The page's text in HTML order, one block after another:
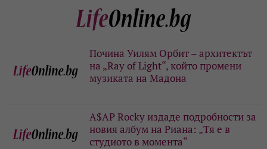
Почина Уилям Орбит – архитектът
на „Ray of Light“, който промени
музиката на Мадона
A$AP Rocky издаде подробности за
новия албум на Риана: „Тя е в
студиото в момента“